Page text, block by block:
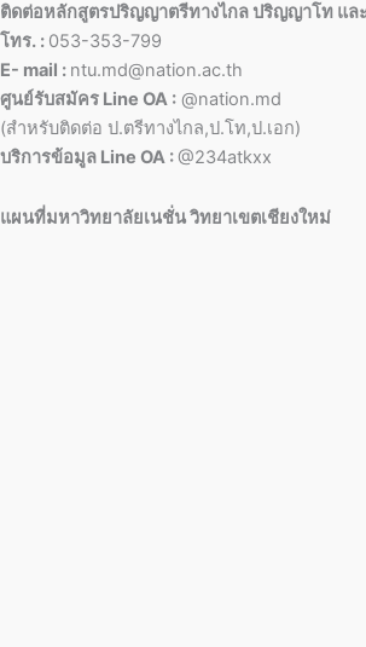
ติดต่อหลักสูตรปริญญาตรีทางไกล ปริญญาโท แล
โทร. : 053-353-799
E- mail : ntu.md@nation.ac.th
ศูนย์รับสมัคร Line OA : @nation.md
(สำหรับติดต่อ ป.ตรีทางไกล,ป.โท,ป.เอก)
บริการข้อมูล Line OA :@234atkxx
แผนที่มหาวิทยาลัยเนชั่น วิทยาเขตเชียงใหม่